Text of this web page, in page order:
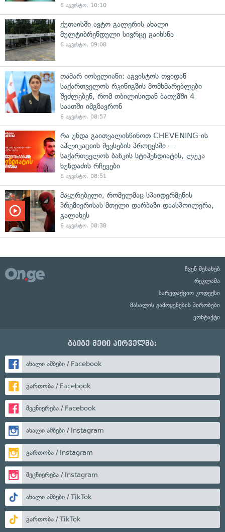
6 აგვისტო, 10:10
ქუთაისში ავტო გალერის ახალი
მულტიბრენდული სივრცე გაიხსნა
6 აგვისტო, 09:08
თამარ იოსელიანი: აგვისტოს თვიდან
საქართველოს რკინიგზის მომხმარებლები
შეძლებენ, რომ თბილისიდან ბათუმში 4
საათში იმგზავრონ
6 აგვისტო, 08:57
რა უნდა გაითვალისწინოთ CHEVENING-ის
აპლიკაციის შევსების პროცესში —
საქართველოს ბანკის სტიპენდიატის, ლუკა
ხუნდაძის რჩევები
6 აგვისტო, 08:51
მაყურებელი, რომელმაც სპაიდერმენის
პრემიერისას მთელი დარბაზი დაასპოილერა,
გალახეს
6 აგვისტო, 08:38
ჩვენ შესახებ
რეკლამა
სარედაქციო კოდექსი
მასალის გამოყენების პირობები
კონტაქტი
გაიგე მეტი პირველმა:
ახალი ამბები / Facebook
გართობა / Facebook
მეცნიერება / Facebook
ახალი ამბები / Instagram
გართობა / Instagram
მეცნიერება / Instagram
ახალი ამბები / TikTok
გართობა / TikTok